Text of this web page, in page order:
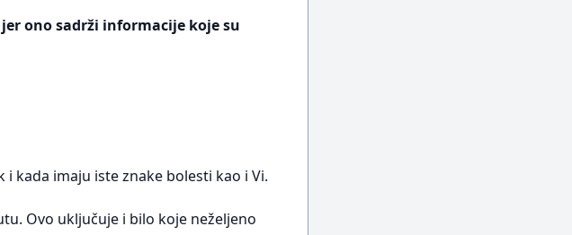
ono sadrži informacije koje su
kada imaju iste znake bolesti kao i Vi.
Ovo uključuje i bilo koje neželjeno